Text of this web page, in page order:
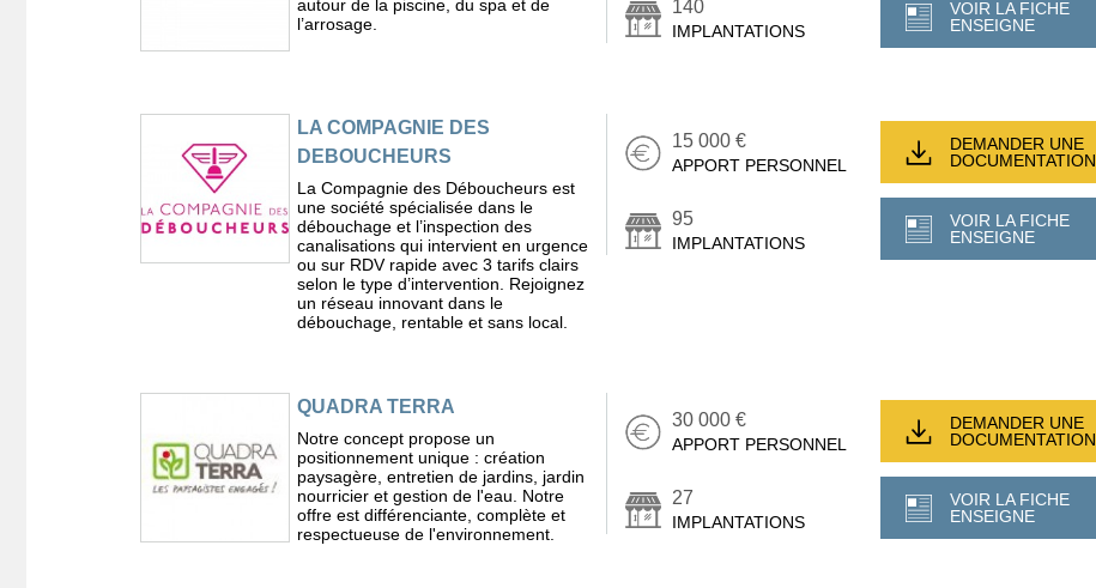
autour de la piscine, du spa et de
l’arrosage.
140
IMPLANTATIONS
VOIR LA FICHE
ENSEIGNE
LA COMPAGNIE DES
DEBOUCHEURS
La Compagnie des Déboucheurs est
une société spécialisée dans le
débouchage et l’inspection des
canalisations qui intervient en urgence
ou sur RDV rapide avec 3 tarifs clairs
selon le type d’intervention. Rejoignez
un réseau innovant dans le
débouchage, rentable et sans local.
15 000 €
APPORT PERSONNEL
95
IMPLANTATIONS
DEMANDER UNE
DOCUMENTATION
VOIR LA FICHE
ENSEIGNE
QUADRA TERRA
Notre concept propose un
positionnement unique : création
paysagère, entretien de jardins, jardin
nourricier et gestion de l'eau. Notre
offre est différenciante, complète et
respectueuse de l'environnement.
30 000 €
APPORT PERSONNEL
27
IMPLANTATIONS
DEMANDER UNE
DOCUMENTATION
VOIR LA FICHE
ENSEIGNE